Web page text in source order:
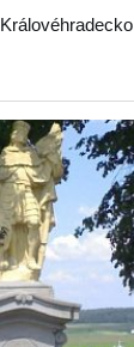
Královéhradecko